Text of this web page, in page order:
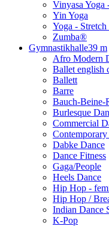
Vinyasa
Yin Yoga
Yoga -
Zumba®
Gymnastikhalle39 m
Afro Modern
Ballet english
Ballett
Barre
Bauch-Beine-
Burlesque
Commercial
Dabke Dance
Dance Fitness
Gaga/People
Heels Dance
Hip Hop -
Hip Hop /
Indian Dance
K-Pop